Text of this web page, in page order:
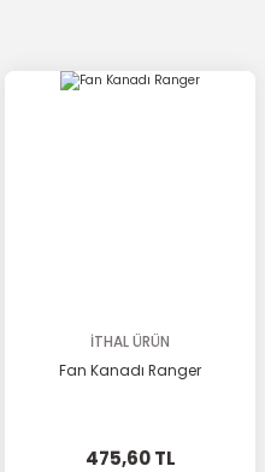
İTHAL ÜRÜN
Fan Kanadı Ranger
475,60 TL